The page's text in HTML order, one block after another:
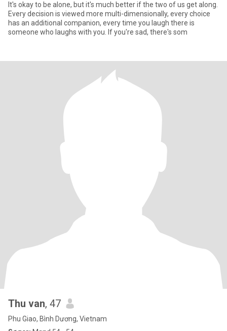
It's okay to be alone, but it's much better if the two of us get along.
Every decision is viewed more multi-dimensionally, every choice
has an additional companion, every time you laugh there is
someone who laughs with you. If you're sad, there's som
Thu van, 47
Phu Giao, Bình Dương, Vietnam